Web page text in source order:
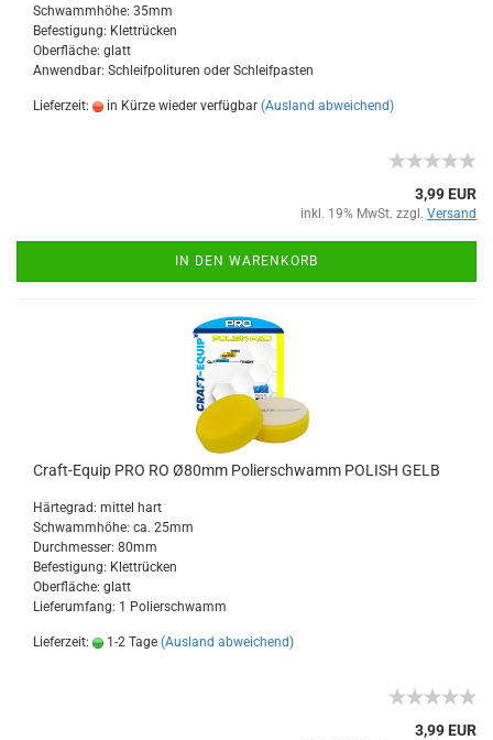
Schwammhöhe: 35mm
Befestigung: Klettrücken
Oberfläche: glatt
Anwendbar: Schleifpolituren oder Schleifpasten
Lieferzeit: in Kürze wieder verfügbar (Ausland abweichend)
3,99 EUR
inkl. 19% MwSt. zzgl. Versand
IN DEN WARENKORB
Craft-Equip PRO RO Ø80mm Polierschwamm POLISH GELB
Härtegrad: mittel hart
Schwammhöhe: ca. 25mm
Durchmesser: 80mm
Befestigung: Klettrücken
Oberfläche: glatt
Lieferumfang: 1 Polierschwamm
Lieferzeit: 1-2 Tage (Ausland abweichend)
3,99 EUR